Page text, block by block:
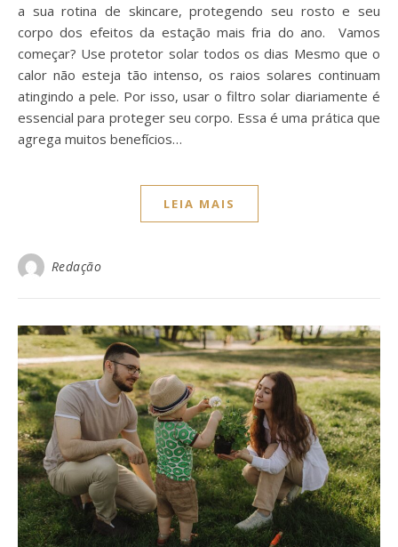
a sua rotina de skincare, protegendo seu rosto e seu
corpo dos efeitos da estação mais fria do ano. Vamos
começar? Use protetor solar todos os dias Mesmo que o
calor não esteja tão intenso, os raios solares continuam
atingindo a pele. Por isso, usar o filtro solar diariamente é
essencial para proteger seu corpo. Essa é uma prática que
agrega muitos benefícios…
LEIA MAIS
Redação